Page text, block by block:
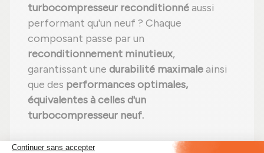
turbocompresseur reconditionnéaussi
performant qu'un neuf ? Chaque
composant passe par un
reconditionnement minutieux,
garantissant une durabilité maximaleainsi
que des performances optimales,
équivalentes à celles d'un
turbocompresseur neuf.
Quelles sont les différentes phases du